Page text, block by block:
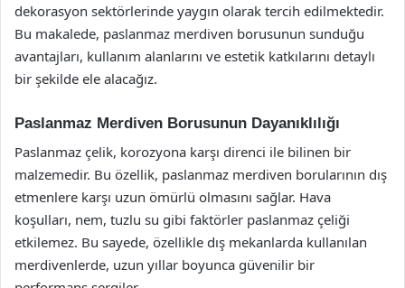
dekorasyon sektörlerinde yaygın olarak tercih edilmektedir.
Bu makalede, paslanmaz merdiven borusunun sunduğu
avantajları, kullanım alanlarını ve estetik katkılarını detaylı
bir şekilde ele alacağız.
Paslanmaz Merdiven Borusunun Dayanıklılığı
Paslanmaz çelik, korozyona karşı direnci ile bilinen bir
malzemedir. Bu özellik, paslanmaz merdiven borularının dış
etmenlere karşı uzun ömürlü olmasını sağlar. Hava
koşulları, nem, tuzlu su gibi faktörler paslanmaz çeliği
etkilemez. Bu sayede, özellikle dış mekanlarda kullanılan
merdivenlerde, uzun yıllar boyunca güvenilir bir